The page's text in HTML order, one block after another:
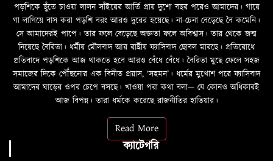
পড়শিকে ছুঁতে চাওয়া লালন সাঁইয়ের আর্তি প্রায় দুশো বছর পরেও আমাদের। গায়ে
গা লাগিয়ে বাস করা পড়শি বরং আরও দুরের হয়েছে। না-চেনা বেড়েছে বৈ কমেনি।
সে আমাদেরই পাপে। তার ফলে বেড়েছে অজ্ঞতা ফলে অবিশ্বাস। তার থেকে জন্ম
নিয়েছে বৈরিতা। ধর্মীয় মৌলবাদ আর রাষ্ট্রীয় ফ্যাসিবাদ ছোবল মারছে। প্রতিরোধে
প্রতিবাদে পড়শিকে আজ থাকতে হবে আরও বেঁধে বেঁধে। বৈরিতা মুছে ফেলে সহজ
সমাজের দিকে পৌঁছনোর এক বিনীত প্রয়াস, ‘সহমন’। ধর্মের মুখোশ পরে ফ্যাসিবাদ
আমাদের ঘাড়ের ওপর চেপে বসছে। খাওয়া পরা কথা বলা—­­ যে কোনও অধিকারই
আজ বিপন্ন। তারা ধর্মকে করেছে রাজনীতির হাতিয়ার।
Read More
ক্যাটেগরি